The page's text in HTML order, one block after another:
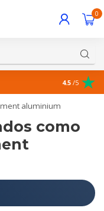
0
¡Excelente
4.5 /5
aluminium
como